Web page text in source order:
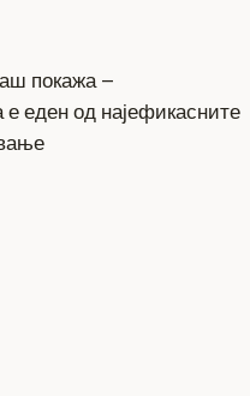
покажа –
е еден од најефикасните